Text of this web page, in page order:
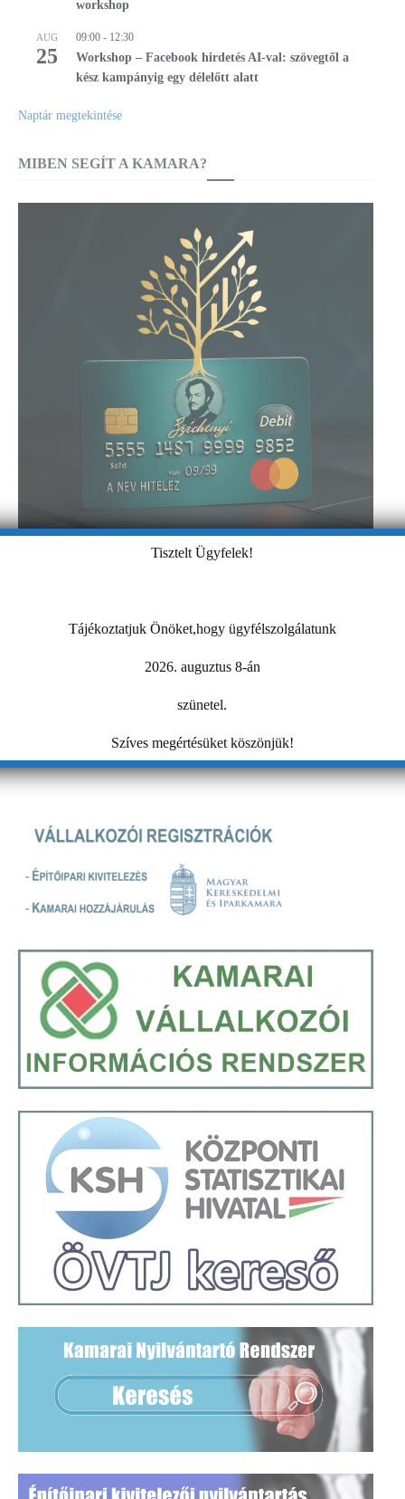
workshop
AUG
25
09:00 - 12:30
Workshop – Facebook hirdetés AI-val: szövegtől a
kész kampányig egy délelőtt alatt
Naptár megtekintése
MIBEN SEGÍT A KAMARA?
Tisztelt Ügyfelek!
Tájékoztatjuk Önöket,hogy ügyfélszolgálatunk
2026. auguztus 8-án
szünetel.
Szíves megértésüket köszönjük!